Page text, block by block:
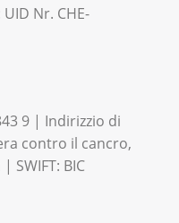
Nr. CHE-
9 | Indirizzio di
contro il cancro,
SWIFT: BIC